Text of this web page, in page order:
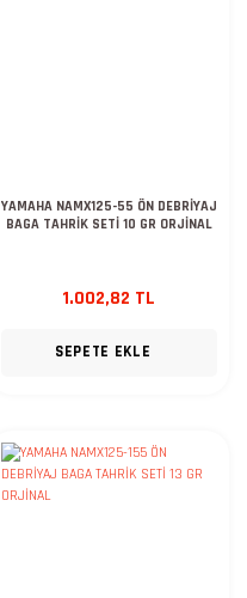
YAMAHA NAMX125-55 ÖN DEBRİYAJ
BAGA TAHRİK SETİ 10 GR ORJİNAL
1.002,82 TL
SEPETE EKLE